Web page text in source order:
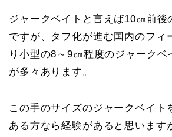
ジャークベイトと言えば10㎝前後
ですが、タフ化が進む国内のフィ
り小型の8～9㎝程度のジャークベ
が多々あります。
この手のサイズのジャークベイト
ある方なら経験があると思います